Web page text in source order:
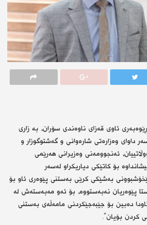
ئاوی قەزای ناوەندی سۆران، بە زاری
داوای وەزارەتی شارەوانی و گەشتوگوزار و
ئەنجوومەنی وەزیرانی هەرێمی
بۆ كاتێكی دیاریكراو لەسەر
بەشێكی كرێی بەستنی پێوەری ئاو بۆ
پێوەریان نەبەستووە، بۆ ئەو مەبەستەش لە
دەبین بۆ جێبەجێكردنی مامەڵەی بەستنی
كردن بۆیان”.